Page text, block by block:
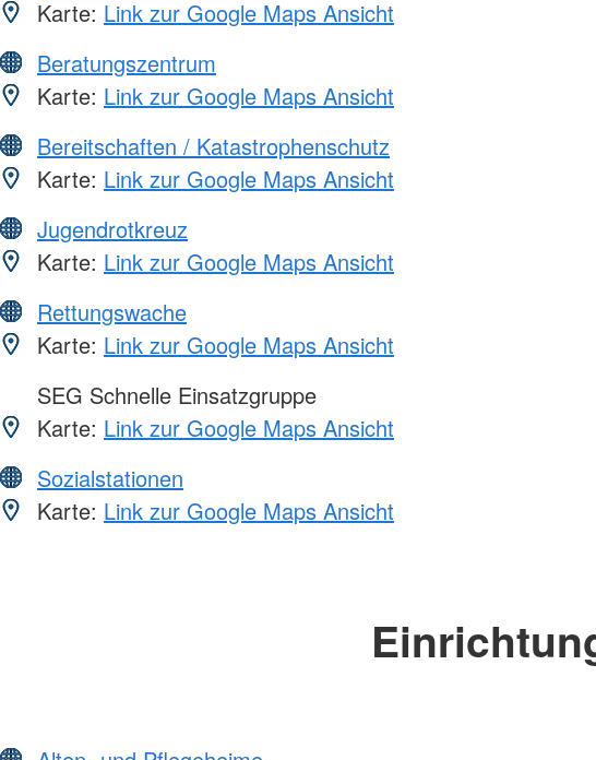
Karte: Link zur Google Maps Ansicht
Beratungszentrum
Karte: Link zur Google Maps Ansicht
Bereitschaften / Katastrophenschutz
Karte: Link zur Google Maps Ansicht
Jugendrotkreuz
Karte: Link zur Google Maps Ansicht
Rettungswache
Karte: Link zur Google Maps Ansicht
SEG Schnelle Einsatzgruppe
Karte: Link zur Google Maps Ansicht
Sozialstationen
Karte: Link zur Google Maps Ansicht